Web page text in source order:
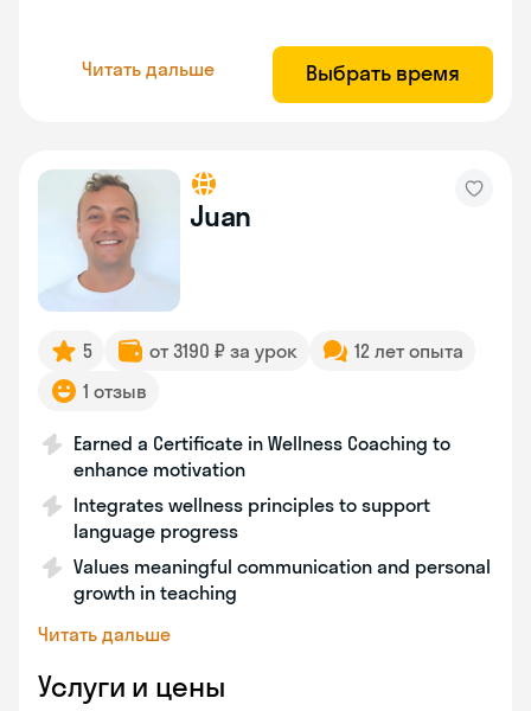
Читать дальше Выбрать время
Juan
5 от 3190 ₽ за урок
12 лет опыта
1 отзыв
Earned a Certificate in Wellness Coaching to
enhance motivation
Integrates wellness principles to support
language progress
Values meaningful communication and personal
growth in teaching
Читать дальше
Услуги и цены